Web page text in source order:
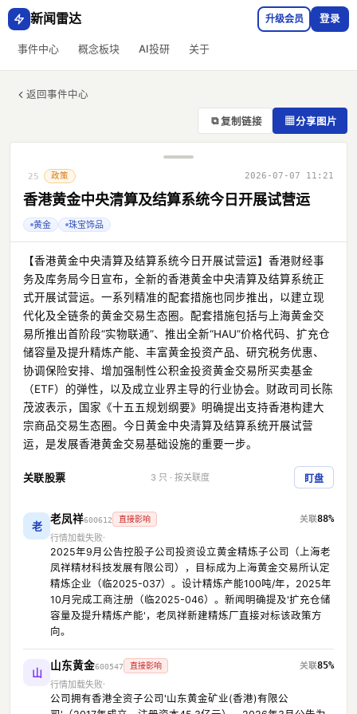
新闻雷达
事件中心 概念板块 AI投研 关于
升级会员 登录
返回事件中心
⧉ 复制链接 ▦分享图片
25 政策 2026-07-07 11:21
香港黄金中央清算及结算系统今日开展试营运
黄金 珠宝饰品
【香港黄金中央清算及结算系统今日开展试营运】香港财经事
务及库务局今日宣布，全新的香港黄金中央清算及结算系统正
式开展试营运。一系列精准的配套措施也同步推出，以建立现
代化及全链条的黄金交易生态圈。配套措施包括与上海黄金交
易所推出首阶段“实物联通”、推出全新“HAU”价格代码、扩充仓
储容量及提升精炼产能、丰富黄金投资产品、研究税务优惠、
协调保险安排、增加强制性公积金投资黄金交易所买卖基金
（ETF）的弹性，以及成立业界主导的行业协会。财政司司长陈
茂波表示，国家《十五五规划纲要》明确提出支持香港构建大
宗商品交易生态圈。今日黄金中央清算及结算系统开展试营
运，是发展香港黄金交易基础设施的重要一步。
关联股票 3 只 · 按关联度 盯盘
老
老凤祥600612 直接影响
88%
行情加载失败
2025年9月公告控股子公司投资设立黄金精炼子公司（上海老
凤祥精材科技发展有限公司），目标成为上海黄金交易所认定
精炼企业（临2025-037）。设计精炼产能100吨/年，2025年
10月完成工商注册（临2025-046）。新闻明确提及'扩充仓储
容量及提升精炼产能'，老凤祥新建精炼厂直接对标该政策方
向。
山
山东黄金600547 直接影响
85%
行情加载失败
公司拥有香港全资子公司'山东黄金矿业(香港)有限公